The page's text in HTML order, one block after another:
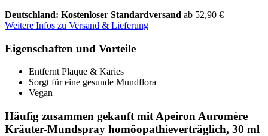
Deutschland: Kostenloser Standardversand ab 52,90 €
Weitere Infos zu Versand & Lieferung
Eigenschaften und Vorteile
Entfernt Plaque & Karies
Sorgt für eine gesunde Mundflora
Vegan
Häufig zusammen gekauft mit Apeiron Auromère
Kräuter-Mundspray homöopathieverträglich, 30 ml